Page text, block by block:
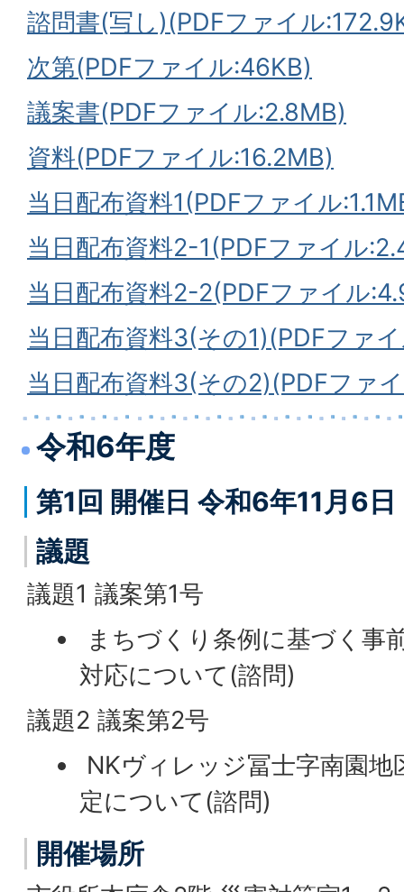
諮問書(写し)(PDFファイル
次第(PDFファイル:46KB)
議案書(PDFファイル:2.8MB)
資料(PDFファイル:16.2MB)
当日配布資料1(PDFファイル
当日配布資料2-1(PDFファイル
当日配布資料2-2(PDFファイル
当日配布資料3(その1)(PDFファ
当日配布資料3(その2)(PDFファ
令和6年度
第1回 開催日 令和6年11月6
議題
議題1 議案第1号
まちづくり条例に基づく事
対応について(諮問)
議題2 議案第2号
NKヴィレッジ冨士字南園
定について(諮問)
開催場所